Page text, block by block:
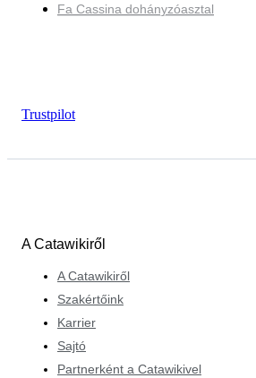
Fa Cassina dohányzóasztal
Trustpilot
A Catawikiről
A Catawikiről
Szakértőink
Karrier
Sajtó
Partnerként a Catawikivel